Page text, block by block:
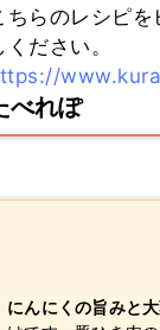
ちらのレシピ
べれぽ
にんにくの旨みと